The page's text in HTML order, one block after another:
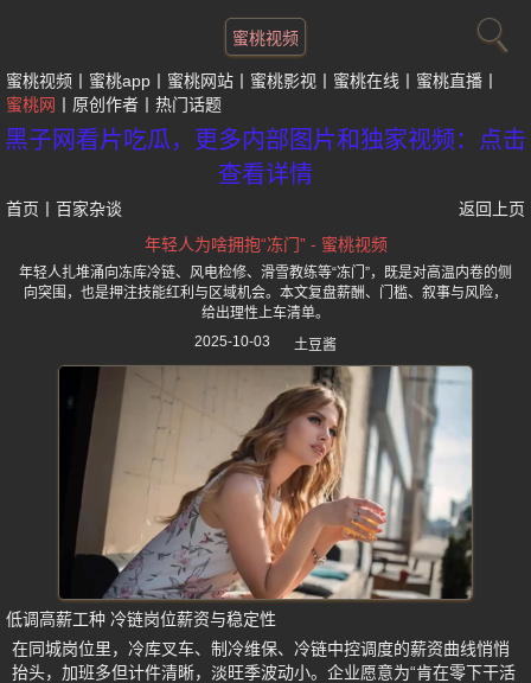
蜜桃视频
蜜桃视频 蜜桃app 蜜桃网站 蜜桃影视 蜜桃在线
蜜桃直播
蜜桃网
原创作者 热门话题
黑子网看片吃瓜，更多内部图片和独家视频：点击
查看详情
首页 百家杂谈
返回上页
年轻人为啥拥抱“冻门” - 蜜桃视频
年轻人扎堆涌向冻库冷链、风电检修、滑雪教练等“冻门”，既是对高温内卷的侧
向突围，也是押注技能红利与区域机会。本文复盘薪酬、门槛、叙事与风险，
给出理性上车清单。
2025-10-03
土豆酱
低调高薪工种 冷链岗位薪资与稳定性
在同城岗位里，冷库叉车、制冷维保、冷链中控调度的薪资曲线悄悄
抬头，加班多但计件清晰，淡旺季波动小。企业愿意为“肯在零下干活